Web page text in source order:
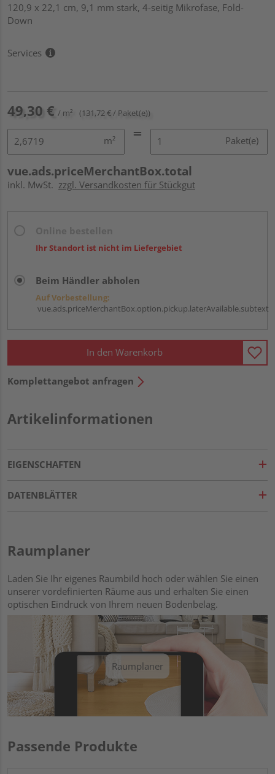
120,9 x 22,1 cm, 9,1 mm stark, 4-seitig Mikrofase, Fold-
Down
Services
49,30 € / m² (131,72 € / Paket(e))
m² Paket(e)
vue.ads.priceMerchantBox.total
inkl. MwSt. zzgl. Versandkosten für Stückgut
Ihr Standort ist nicht im Liefergebiet
Beim Händler abholen
Auf Vorbestellung:
vue.ads.priceMerchantBox.option.pickup.laterAvailable.subtext
In den Warenkorb
Komplettangebot anfragen
Artikelinformationen
EIGENSCHAFTEN
DATENBLÄTTER
Raumplaner
Laden Sie Ihr eigenes Raumbild hoch oder wählen Sie einen
unserer vordefinierten Räume aus und erhalten Sie einen
optischen Eindruck von Ihrem neuen Bodenbelag.
Raumplaner
Passende Produkte